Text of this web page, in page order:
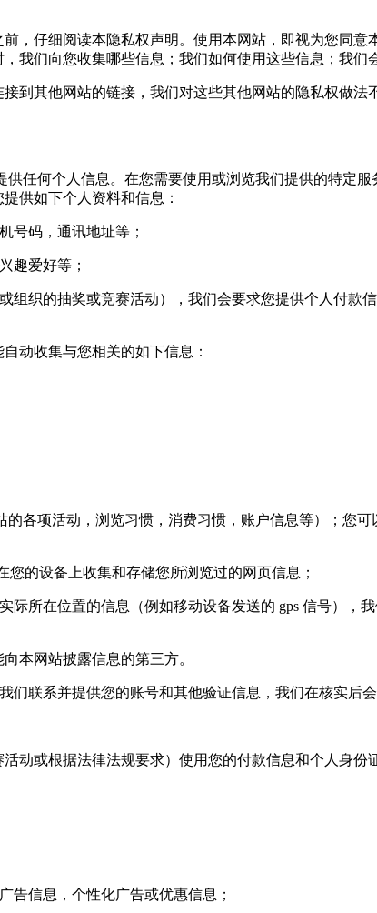
仔细阅读本隐私权声明。使用本网站，即视为您同意
们向您收集哪些信息；我们如何使用这些信息；我们
其他网站的链接，我们对这些其他网站的隐私权做法
何个人信息。在您需要使用或浏览我们提供的特定服
供如下个人资料和信息：
码，通讯地址等；
趣爱好等；
织的抽奖或竞赛活动），我们会要求您提供个人付款
动收集与您相关的如下信息：
项活动，浏览习惯，消费习惯，账户信息等）；您可
的设备上收集和存储您所浏览过的网页信息；
所在位置的信息（例如移动设备发送的 gps 信号），
本网站披露信息的第三方。
们联系并提供您的账号和其他验证信息，我们在核实后会
或根据法律法规要求）使用您的付款信息和个人身份
信息，个性化广告或优惠信息；